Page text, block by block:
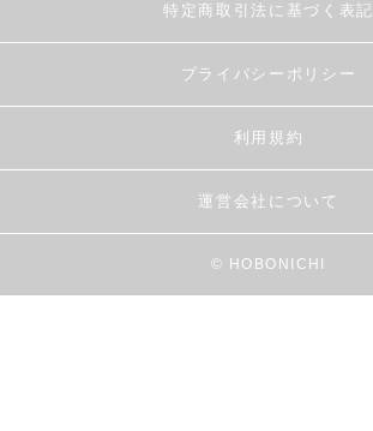
特定商取引法に基づく表記
プライバシーポリシー
利用規約
運営会社について
© HOBONICHI